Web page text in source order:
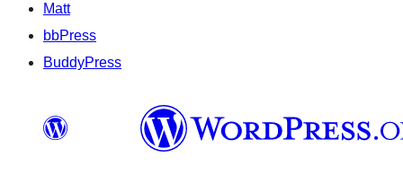
Matt
bbPress
BuddyPress